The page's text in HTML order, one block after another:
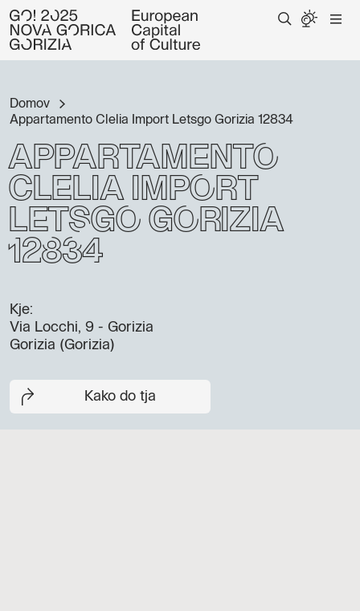
Domov
Appartamento Clelia Import Letsgo Gorizia 12834
Appartamento
Clelia Import
Letsgo Gorizia
12834
Kje:
Via Locchi, 9 - Gorizia
Gorizia (Gorizia)
Kako do tja